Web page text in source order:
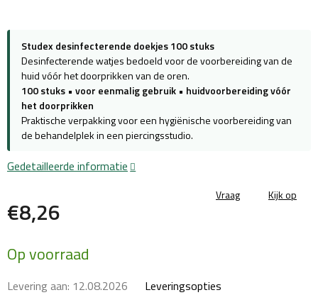
€8,26
prijs:
Op voorraad
Levering aan: 12.08.2026 Leveringsopties
Studex desinfecterende doekjes 100 stuks
Desinfecterende watjes bedoeld voor de voorbereiding van de
huid vóór het doorprikken van de oren.
100 stuks • voor eenmalig gebruik • huidvoorbereiding vóór
het doorprikken
Praktische verpakking voor een hygiënische voorbereiding van
de behandelplek in een piercingsstudio.
Gedetailleerde informatie
Vraag Kijk op